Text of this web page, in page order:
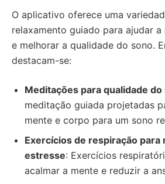
O aplicativo oferece uma
relaxamento guiado para ajudar
e melhorar a qualidade do sono.
destacam-se:
Meditações para qualidade do
meditação guiada projetadas
mente e corpo para um sono
Exercícios de respiração para
estresse: Exercícios
acalmar a mente e reduzir a